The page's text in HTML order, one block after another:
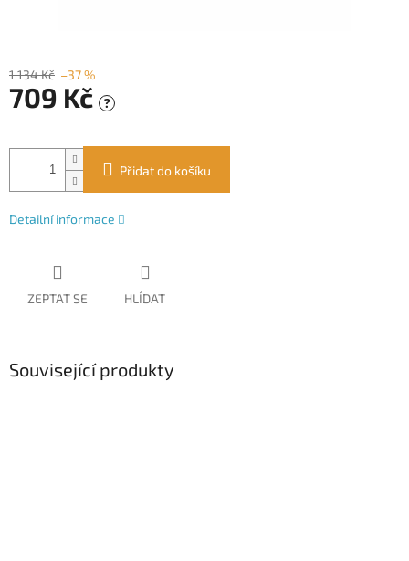
1 134 Kč –37 %
709 Kč ?
cena:
Přidat do košíku
Detailní informace
ZEPTAT SE HLÍDAT
Související produkty